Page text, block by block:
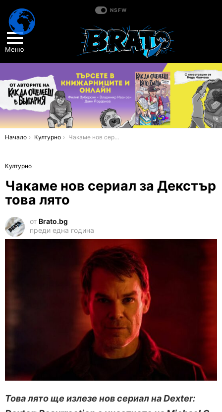
NSFW
Меню
You are here:
Начало Културно Чакаме нов сериал за Декстър това лято
Културно
Чакаме нов сериал за Декстър
това лято
от Brato.bg
преди една година
Това лято ще излезе нов сериал на Dexter: